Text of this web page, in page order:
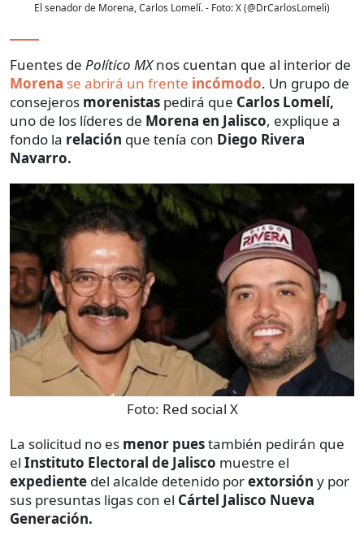
El senador de Morena, Carlos Lomelí.- Foto:X (@DrCarlosLomeli)
Fuentes de Político MXnos cuentan que al interior de
Morena se abrirá un frente incómodo. Un grupo de
consejeros morenistas pedirá que Carlos Lomelí,
uno de los líderes de Morena en Jalisco, explique a
fondo la relación que tenía con Diego Rivera
Navarro.
Foto: Red social X
La solicitud no es menor puestambién pedirán que
el Instituto Electoral de Jalisco muestre el
expediente del alcalde detenido porextorsión y por
sus presuntas ligas con el Cártel Jalisco Nueva
Generación.